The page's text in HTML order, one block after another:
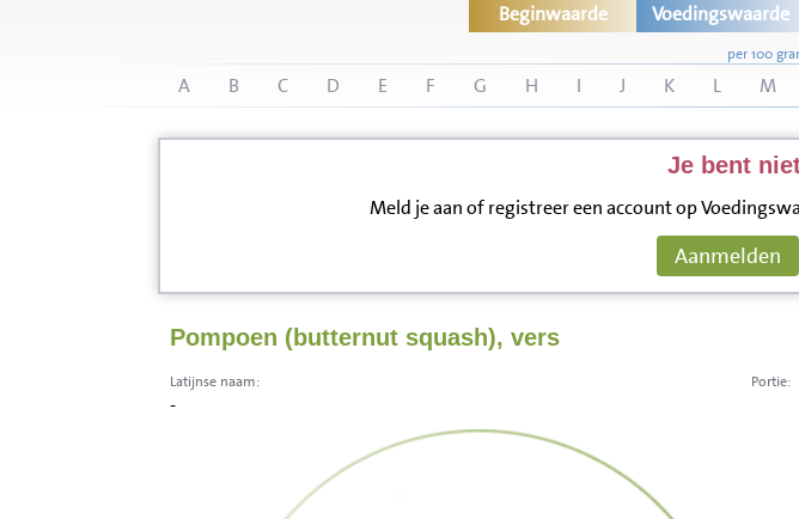
Beginwaarde Voedingswaarde
per 100
A B C D E F G H I J K L M
Je bent
Meld je aan of registreer een account op
Aanmelden
Pompoen (butternut squash), vers
Portie:
Latijnse naam:
-